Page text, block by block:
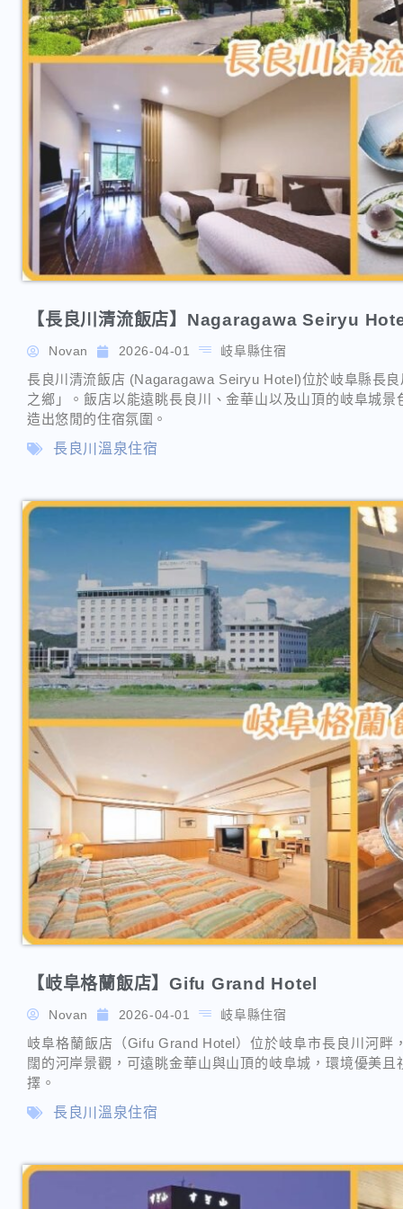
【長良川清流飯店】Nagaragawa Seiryu
Novan 2026-04-01 岐阜縣住宿
長良川清流飯店 (Nagaragawa Seiryu Hotel)位於岐阜縣長
之鄉」。飯店以能遠眺長良川、金華山以及山頂的岐阜城
造出悠閒的住宿氛圍。
長良川溫泉住宿
【岐阜格蘭飯店】Gifu Grand Hotel
Novan 2026-04-01 岐阜縣住宿
岐阜格蘭飯店（Gifu Grand Hotel）位於岐阜市長良川河
闊的河岸景觀，可遠眺金華山與山頂的岐阜城，環境優美
擇。
長良川溫泉住宿